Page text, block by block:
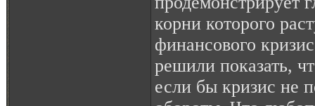
корни которого
финансового
решили показать,
если бы кризис не